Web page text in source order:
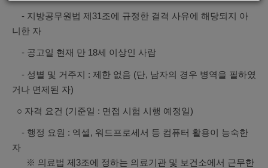
- 지방공무원법 제31조에 규정한 결격 사유에 해당되지 아
니한 자
- 공고일 현재 만 18세 이상인 사람
- 성별 및 거주지 : 제한 없음 (단, 남자의 경우 병역을 필하였
거나 면제된 자)
○ 자격 요건 (기준일 : 면접 시험 시행 예정일)
- 행정 요원 : 엑셀, 워드프로세서 등 컴퓨터 활용이 능숙한
자
※ 의료법 제3조에 정하는 의료기관 및 보건소에서 근무한